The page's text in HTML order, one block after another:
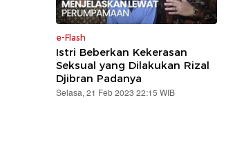
e-Flash
Istri Beberkan Kekerasan
Seksual yang Dilakukan Rizal
Djibran Padanya
Selasa, 21 Feb 2023 22:15 WIB